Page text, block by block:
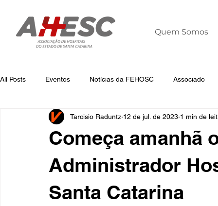
Quem Somos
All Posts Eventos Notícias da FEHOSC Associado
Notícias da AHESC Liderança Dia
Começa amanhã
Administrador
Santa Catarina
Tarcisio Raduntz 12 de jul. de 2023 1 min de